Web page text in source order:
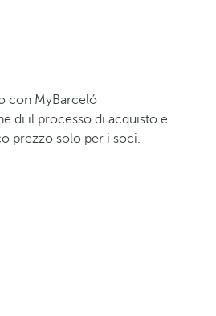
con MyBarceló
di il processo di acquisto e
prezzo solo per i soci.